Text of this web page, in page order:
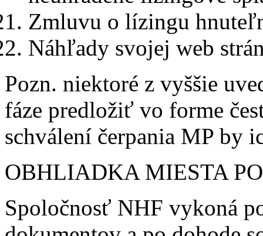
Zmluvu o lízingu
Náhľady svojej web
Pozn. niektoré z vyššie
fáze predložiť vo forme
schválení čerpania MP by
OBHLIADKA MIESTA
Spoločnosť NHF vykoná